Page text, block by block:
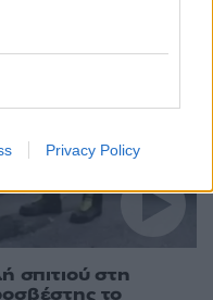
Privacy Policy
σπιτιού στη
το